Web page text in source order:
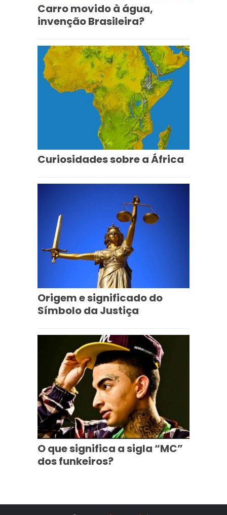
Carro movido à água,
invenção Brasileira?
Curiosidades sobre a África
Origem e significado do
Símbolo da Justiça
O que significa a sigla “MC”
dos funkeiros?